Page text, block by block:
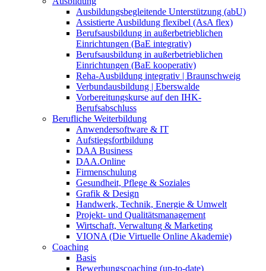
Ausbildungsbegleitende Unterstützung (abU)
Assistierte Ausbildung flexibel (AsA flex)
Berufsausbildung in außerbetrieblichen
Einrichtungen (BaE integrativ)
Berufsausbildung in außerbetrieblichen
Einrichtungen (BaE kooperativ)
Reha-Ausbildung integrativ | Braunschweig
Verbundausbildung | Eberswalde
Vorbereitungskurse auf den IHK-
Berufsabschluss
Berufliche Weiterbildung
Anwendersoftware & IT
Aufstiegsfortbildung
DAA Business
DAA.Online
Firmenschulung
Gesundheit, Pflege & Soziales
Grafik & Design
Handwerk, Technik, Energie & Umwelt
Projekt- und Qualitätsmanagement
Wirtschaft, Verwaltung & Marketing
VIONA (Die Virtuelle Online Akademie)
Coaching
Basis
Bewerbungscoaching (up-to-date)